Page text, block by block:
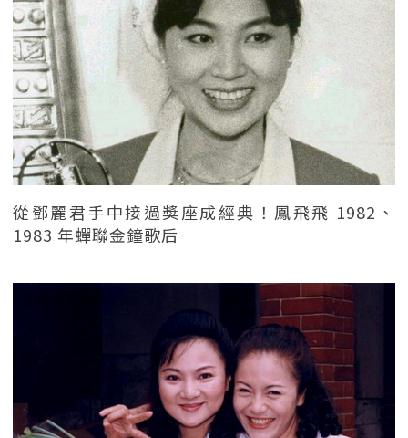
從鄧麗君手中接過獎座成經典！鳳飛飛 1982、
1983 年蟬聯金鐘歌后